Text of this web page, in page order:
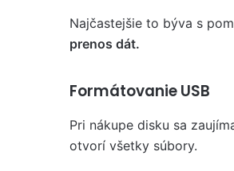
Najčastejšie to býva s
prenos dát.
Formátovanie USB
Pri nákupe disku sa
otvorí všetky súbory.